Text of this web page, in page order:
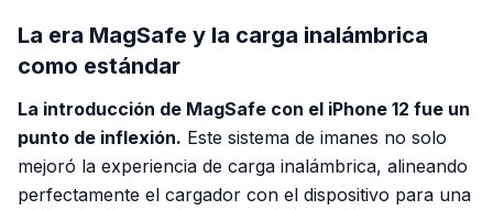
La era MagSafe y la carga inalámbrica
como estándar
La introducción de MagSafe con el iPhone 12 fue un
punto de inflexión. Este sistema de imanes no solo
mejoró la experiencia de carga inalámbrica, alineando
perfectamente el cargador con el dispositivo para una